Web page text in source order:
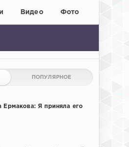
Видео Фото
ПОПУЛЯРНОЕ
Ермакова: Я приняла его